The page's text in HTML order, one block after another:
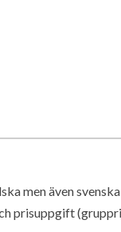
men även
prisuppgift